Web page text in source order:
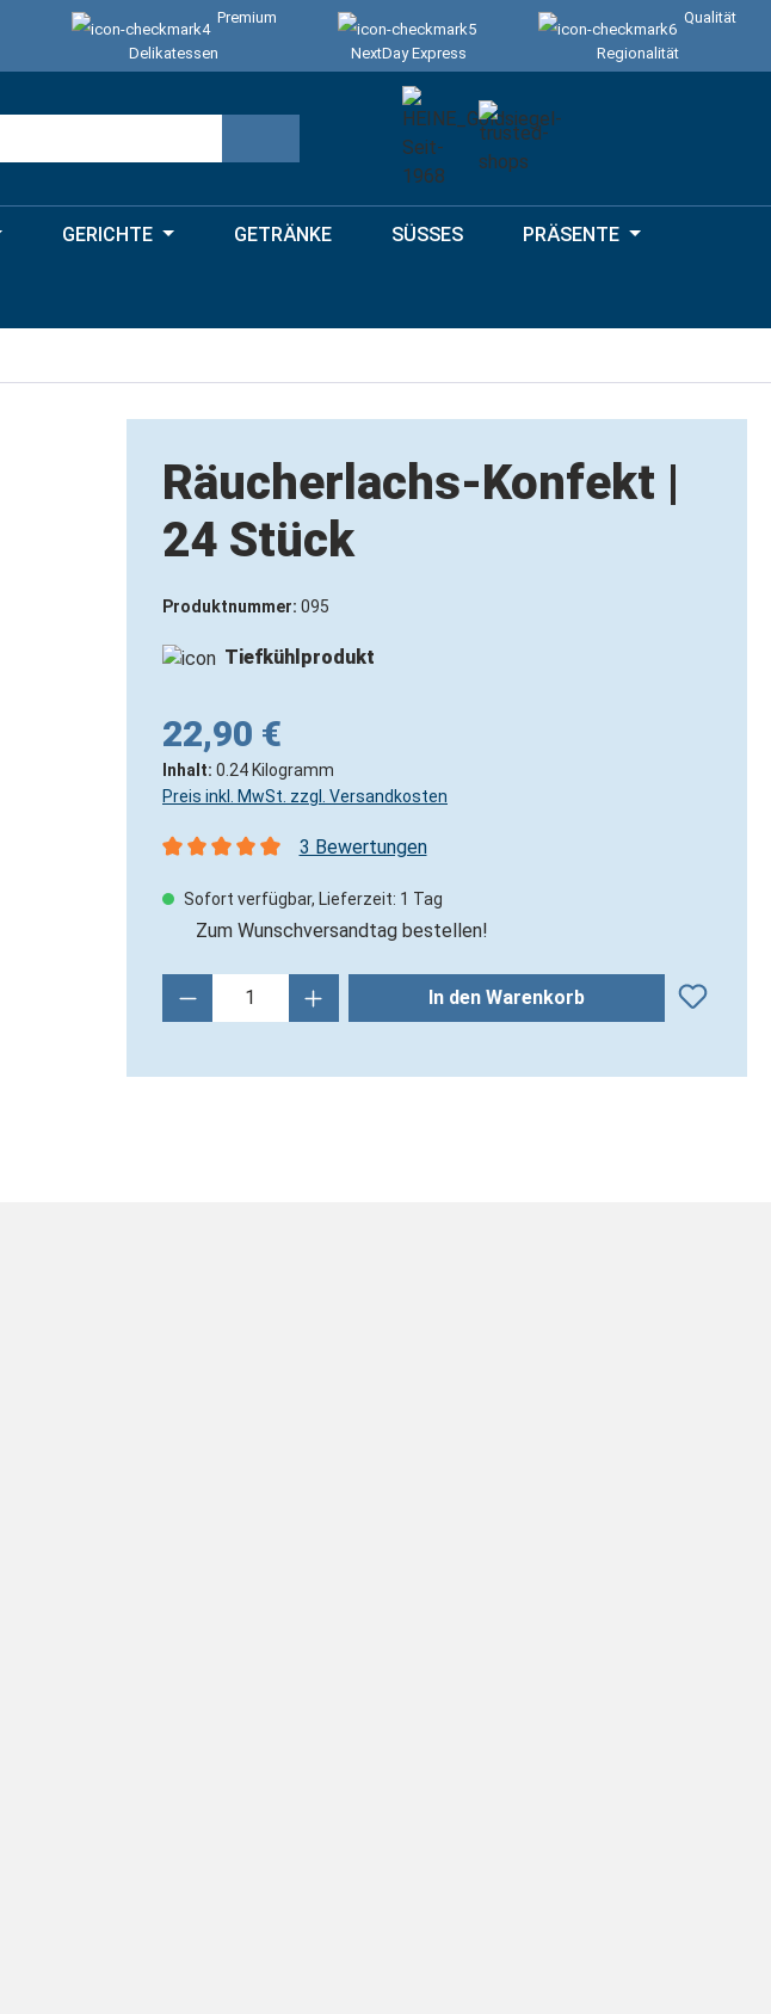
Premium
Delikatessen
NextDay Express
Qualität
Regionalität
GERICHTE GETRÄNKE SÜSSES PRÄSENTE
Räucherlachs-Konfekt |
24 Stück
Produktnummer: 095
Tiefkühlprodukt
22,90 €
Inhalt: 0.24 Kilogramm
Preis inkl. MwSt. zzgl. Versandkosten
3 Bewertungen
Sofort verfügbar, Lieferzeit: 1 Tag
Zum Wunschversandtag bestellen!
Produkt Anzahl: Gib den gewünschten Wert
In den Warenkorb